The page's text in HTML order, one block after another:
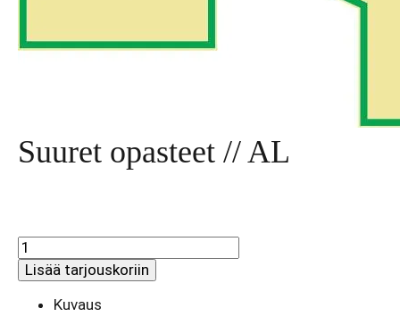
Suuret opasteet // AL
Suuret
opasteet
//
määrä
Lisää tarjouskoriin
Kuvaus